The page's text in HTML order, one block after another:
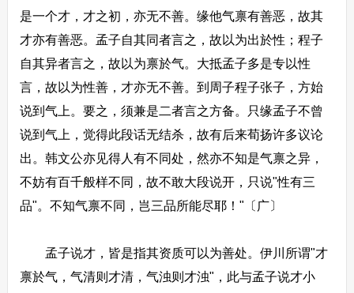
是一个才，才之初，亦无不善。缘他气禀有善恶，故其
才亦有善恶。孟子自其同者言之，故以为出於性；程子
自其异者言之，故以为禀於气。大抵孟子多是专以性
言，故以为性善，才亦无不善。到周子程子张子，方始
说到气上。要之，须兼是二者言之方备。只缘孟子不曾
说到气上，觉得此段话无结杀，故有后来荀扬许多议论
出。韩文公亦见得人有不同处，然亦不知是气禀之异，
不妨有百千般样不同，故不敢大段说开，只说"性有三
品"。不知气禀不同，岂三品所能尽耶！"〔广〕
孟子说才，皆是指其资质可以为善处。伊川所谓"才
禀於气，气清则才清，气浊则才浊"，此与孟子说才小